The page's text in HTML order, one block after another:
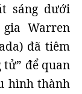
sáng dưới
Warren
đã tiêm
tử” để quan
hình thành